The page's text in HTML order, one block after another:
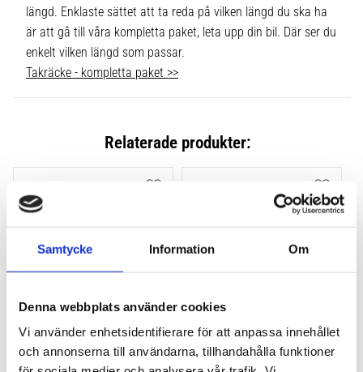
Samtycke Information Om
Denna webbplats använder cookies
Vi använder enhetsidentifierare för att anpassa innehållet
och annonserna till användarna, tillhandahålla funktioner
längd. Enklaste sättet att ta reda på vilken längd du ska ha
är att gå till våra kompletta paket, leta upp din bil. Där ser du
enkelt vilken längd som passar.
Takräcke - kompletta paket >>
Relaterade produkter:
THULE FLUSH RAIL EVO
4-PACK 710600
THULE FLUSH RAIL
EDGE FOTSATS 4-PACK
Lägg